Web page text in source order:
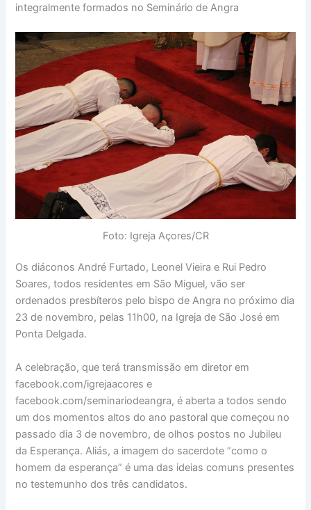
integralmente formados no Seminário de Angra
Foto: Igreja Açores/CR
Os diáconos André Furtado, Leonel Vieira e Rui Pedro
Soares, todos residentes em São Miguel, vão ser
ordenados presbíteros pelo bispo de Angra no próximo dia
23 de novembro, pelas 11h00, na Igreja de São José em
Ponta Delgada.
A celebração, que terá transmissão em diretor em
facebook.com/igrejaacores e
facebook.com/seminariodeangra, é aberta a todos sendo
um dos momentos altos do ano pastoral que começou no
passado dia 3 de novembro, de olhos postos no Jubileu
da Esperança. Aliás, a imagem do sacerdote “como o
homem da esperança” é uma das ideias comuns presentes
no testemunho dos três candidatos.